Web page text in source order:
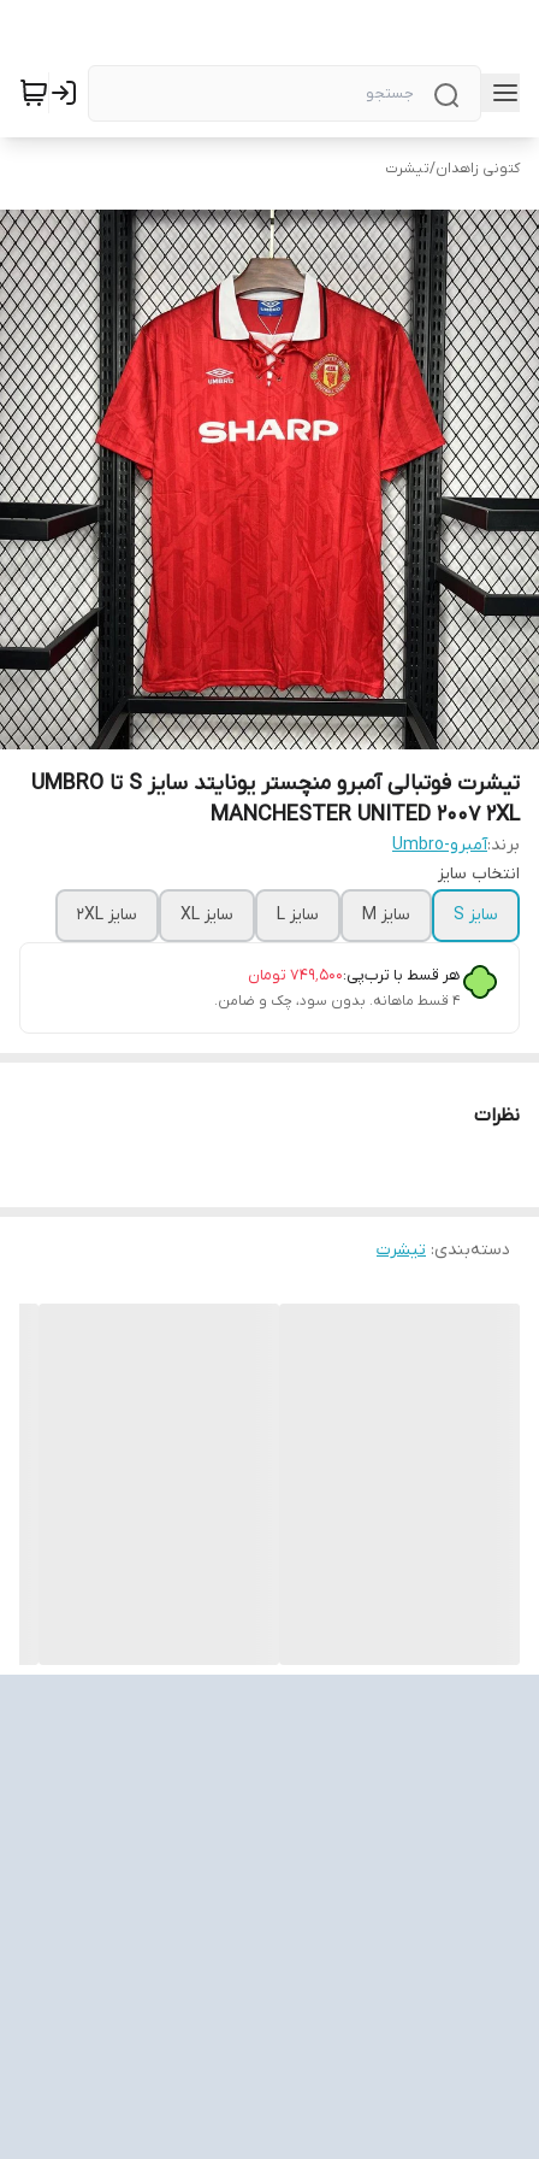
کتونی زاهدان/تیشرت
تیشرت فوتبالی آمبرو منچستر یونایتد سایز S تا UMBRO
MANCHESTER UNITED 2007 2XL
برند:آمبرو-Umbro
انتخاب سایز
سایز S
سایز M سایز L سایز XL سایز 2XL
هر قسط با ترب‌پی:۷۴۹٬۵۰۰ تومان
۴ قسط ماهانه. بدون سود، چک و ضامن.
نظرات
دسته‌بندی: تیشرت